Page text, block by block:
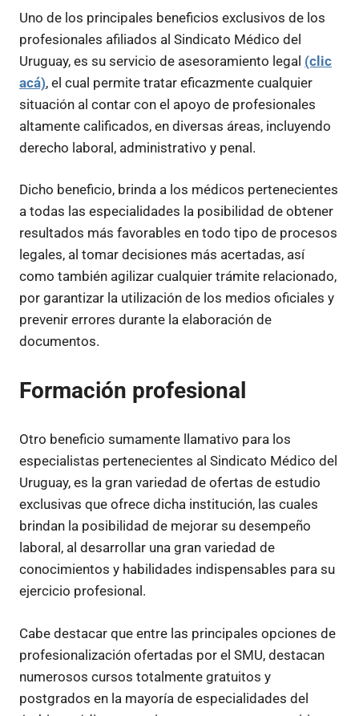
Uno de los principales beneficios exclusivos de los
profesionales afiliados al Sindicato Médico del
Uruguay, es su servicio de asesoramiento legal (clic
acá), el cual permite tratar eficazmente cualquier
situación al contar con el apoyo de profesionales
altamente calificados, en diversas áreas, incluyendo
derecho laboral, administrativo y penal.
Dicho beneficio, brinda a los médicos pertenecientes
a todas las especialidades la posibilidad de obtener
resultados más favorables en todo tipo de procesos
legales, al tomar decisiones más acertadas, así
como también agilizar cualquier trámite relacionado,
por garantizar la utilización de los medios oficiales y
prevenir errores durante la elaboración de
documentos.
Formación profesional
Otro beneficio sumamente llamativo para los
especialistas pertenecientes al Sindicato Médico del
Uruguay, es la gran variedad de ofertas de estudio
exclusivas que ofrece dicha institución, las cuales
brindan la posibilidad de mejorar su desempeño
laboral, al desarrollar una gran variedad de
conocimientos y habilidades indispensables para su
ejercicio profesional.
Cabe destacar que entre las principales opciones de
profesionalización ofertadas por el SMU, destacan
numerosos cursos totalmente gratuitos y
postgrados en la mayoría de especialidades del